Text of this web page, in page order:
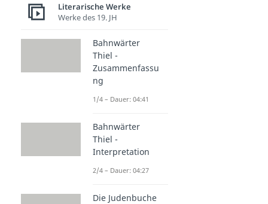
Literarische Werke
Werke des 19. JH
Bahnwärter
Thiel -
Zusammenfassu
ng
1/4 – Dauer: 04:41
Bahnwärter
Thiel -
Interpretation
2/4 – Dauer: 04:27
Die Judenbuche